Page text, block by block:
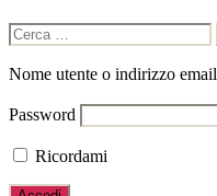
Cerca:
Nome utente o indirizzo email
Password
Ricordami